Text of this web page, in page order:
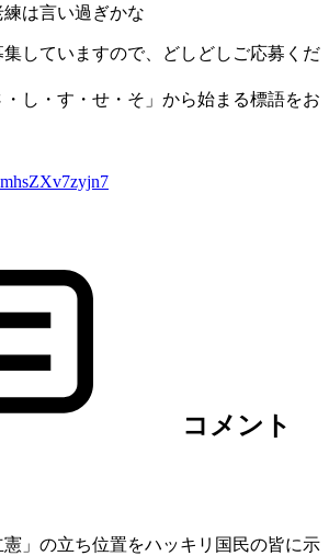
は言い過ぎかな
集していますので、どしどしご応募くだ
し・す・せ・そ」から始まる標語をお
コメント
」の立ち位置をハッキリ国民の皆に示